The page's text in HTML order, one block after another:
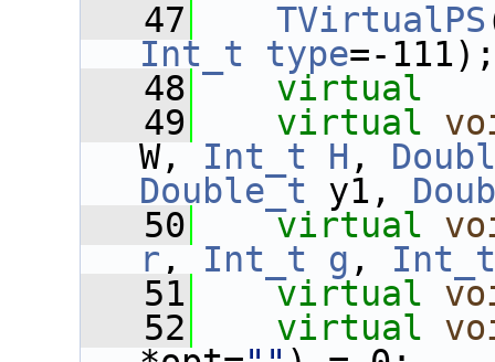
   47
TVirtualPS
Int_t
type=-111);
   48
virtual
   49
virtual
W, Int_t H ,
Double_t y1,
   50
virtual
r , Int_t g , Int_t
   51
virtual
   52
virtual